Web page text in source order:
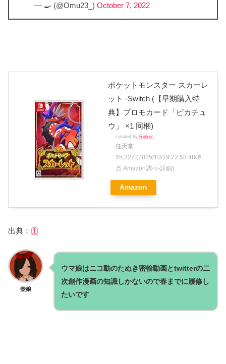
— 🍳 (@Omu23_) October 7, 2022
ポケットモンスター スカーレ
ット -Switch (【早期購入特
典】プロモカード「ピカチュ
ウ」 ×1 同梱)
created by Rinker
任天堂
¥5,327 (2025/10/19 22:53:48時
点 Amazon調べ-詳細)
Amazon
出典： ①
壺娘
ウマ娘はニコ動のたぬき密輸動画とtwitterの二
次創作漫画の知識しかないので春までに履修し
たいです